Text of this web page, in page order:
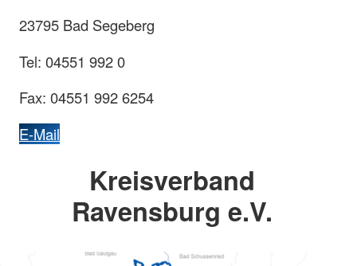
23795 Bad Segeberg
Tel: 04551 992 0
Fax: 04551 992 6254
E-Mail
Kreisverband
Ravensburg e.V.